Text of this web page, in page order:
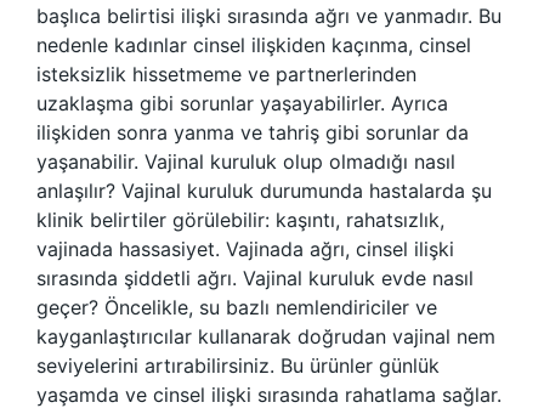
başlıca belirtisi ilişki sırasında ağrı ve yanmadır. Bu
nedenle kadınlar cinsel ilişkiden kaçınma, cinsel
isteksizlik hissetmeme ve partnerlerinden
uzaklaşma gibi sorunlar yaşayabilirler. Ayrıca
ilişkiden sonra yanma ve tahriş gibi sorunlar da
yaşanabilir. Vajinal kuruluk olup olmadığı nasıl
anlaşılır? Vajinal kuruluk durumunda hastalarda şu
klinik belirtiler görülebilir: kaşıntı, rahatsızlık,
vajinada hassasiyet. Vajinada ağrı, cinsel ilişki
sırasında şiddetli ağrı. Vajinal kuruluk evde nasıl
geçer? Öncelikle, su bazlı nemlendiriciler ve
kayganlaştırıcılar kullanarak doğrudan vajinal nem
seviyelerini artırabilirsiniz. Bu ürünler günlük
yaşamda ve cinsel ilişki sırasında rahatlama sağlar.